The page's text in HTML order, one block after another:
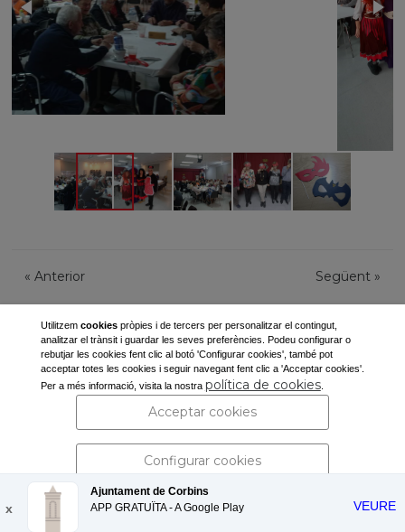
«Anterior Següent »
Ajuntament de Corbins
Pl. de la Vila, s/n
25137 Corbins (Lleida)
Tel: 973 190 117 -secretaria@corbins.cat
Utilitzem cookiespròpies i de tercers per personalitzar el contingut,
analitzar el trànsit i guardar les seves preferències. Podeu configurar o
rebutjar les cookies fent clic al botó 'Configurar cookies', també pot
acceptar totes les cookies i seguir navegant fent clic a 'Acceptar cookies'.
Per a més informació, visita la nostra política de cookies.
Acceptar cookies
Configurar cookies
Rebutjar cookies
x
Ajuntament de Corbins
APP GRATUÏTA - AGoogle Play VEURE